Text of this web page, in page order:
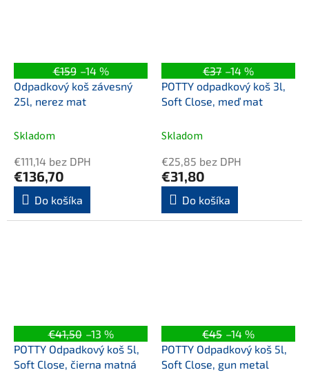
€159 –14 %
Odpadkový koš závesný
25l, nerez mat
Skladom
€111,14 bez DPH
€136,70
Do košíka
€37 –14 %
POTTY odpadkový koš 3l,
Soft Close, meď mat
Skladom
€25,85 bez DPH
€31,80
Do košíka
€41,50 –13 %
POTTY Odpadkový koš 5l,
Soft Close, čierna matná
€45 –14 %
POTTY Odpadkový koš 5l,
Soft Close, gun metal